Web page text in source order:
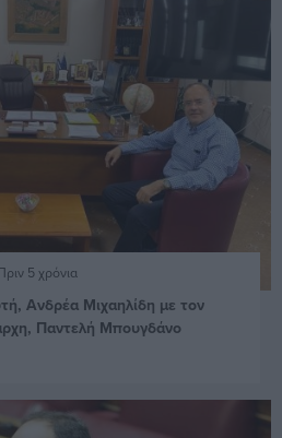
5 χρόνια
Ανδρέα Μιχαηλίδη με τον
Παντελή Μπουγδάνο